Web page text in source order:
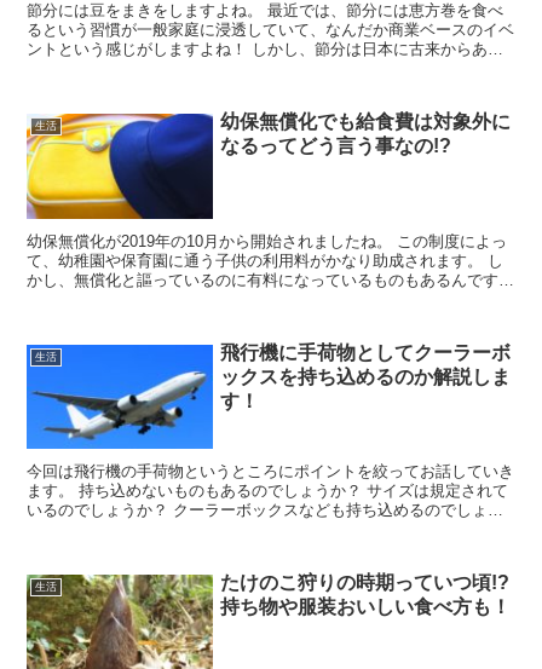
節分には豆をまきをしますよね。 最近では、節分には恵方巻を食べ
るという習慣が一般家庭に浸透していて、なんだか商業ベースのイベ
ントという感じがしますよね！ しかし、節分は日本に古来からある
つかむためには何をすべきなのかなど、一緒にチェックしていきまし
ょう！
生活
幼保無償化でも給食費は対象外に
なるってどう言う事なの!?
幼保無償化が2019年の10月から開始されましたね。 この制度によっ
て、幼稚園や保育園に通う子供の利用料がかなり助成されます。 し
かし、無償化と謳っているのに有料になっているものもあるんです。
生活
飛行機に手荷物としてクーラーボ
ックスを持ち込めるのか解説しま
す！
今回は飛行機の手荷物というところにポイントを絞ってお話していき
ます。 持ち込めないものもあるのでしょうか？ サイズは規定されて
いるのでしょうか？ クーラーボックスなども持ち込めるのでしょう
生活
たけのこ狩りの時期っていつ頃!?
持ち物や服装おいしい食べ方も！